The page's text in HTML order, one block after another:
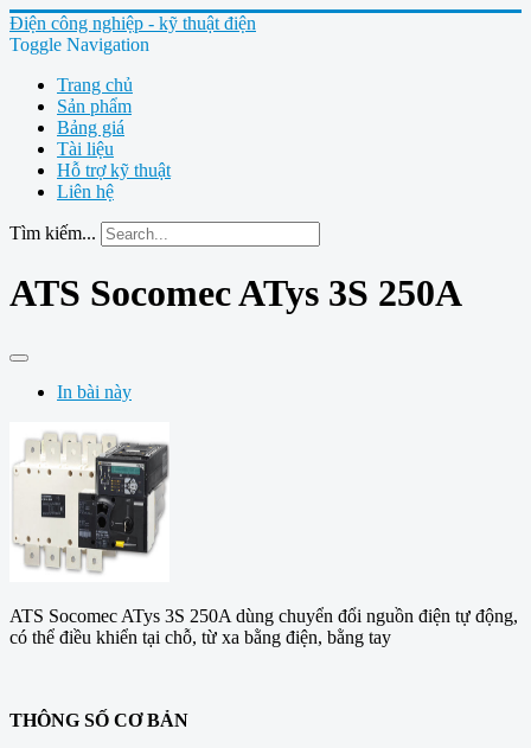
Điện công nghiệp - kỹ thuật điện
Toggle Navigation
Trang chủ
Sản phẩm
Bảng giá
Tài liệu
Hỗ trợ kỹ thuật
Liên hệ
Tìm kiếm...
ATS Socomec ATys 3S 250A
In bài này
ATS Socomec ATys 3S 250A dùng chuyển đổi nguồn điện tự động,
có thể điều khiển tại chỗ, từ xa bằng điện, bằng tay
THÔNG SỐ CƠ BẢN